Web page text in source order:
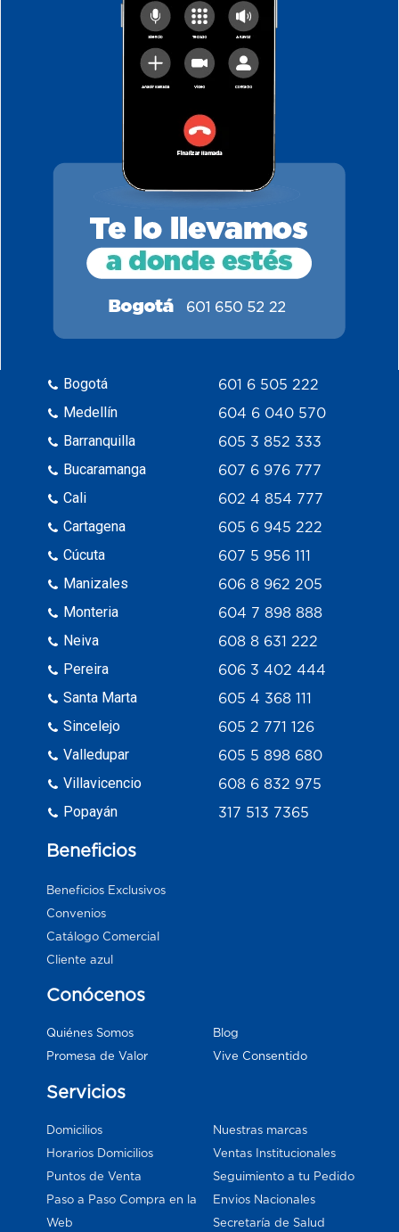
Gel lubricante de uso en genitales
Bogotá
Medellín
Barranquilla
Bucaramanga
Cali
Cartagena
Cúcuta
Manizales
Monteria
Neiva
Pereira
Santa Marta
Sincelejo
Valledupar
Villavicencio
Popayán
601 6 505 222
604 6 040 570
605 3 852 333
607 6 976 777
602 4 854 777
605 6 945 222
607 5 956 111
606 8 962 205
604 7 898 888
608 8 631 222
606 3 402 444
605 4 368 111
605 2 771 126
605 5 898 680
608 6 832 975
317 513 7365
Beneficios
Beneficios Exclusivos
Convenios
Catálogo Comercial
Cliente azul
Conócenos
Quiénes Somos
Promesa de Valor
Blog
Vive Consentido
Servicios
Domicilios
Horarios Domicilios
Puntos de Venta
Paso a Paso Compra en la
Web
Nuestras marcas
Ventas Institucionales
Seguimiento a tu Pedido
Envios Nacionales
Secretaría de Salud